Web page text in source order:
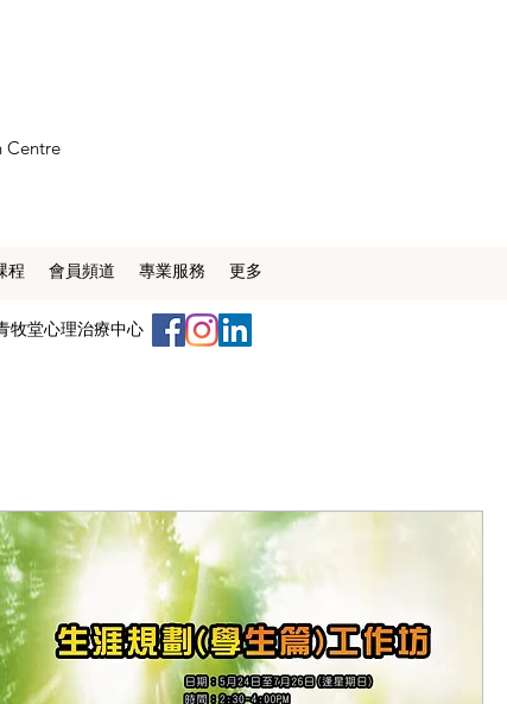
Centre
程 會員頻道 專業服務 更多
牧堂心理治療中心